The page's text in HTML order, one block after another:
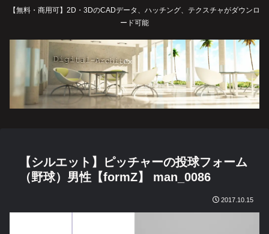
【無料・商用可】2D・3DのCADデータ、ハッチング、テクスチャがダウンロ
ード可能
【シルエット】ピッチャーの投球フォーム
（野球）男性【formZ】 man_0086
2017.10.15